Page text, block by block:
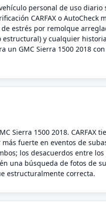
personal de uso diario
CARFAX o AutoCheck
estrés por remolque
estructural) y cualquier
un GMC Sierra 1500 2018
Sierra 1500 2018. CARFAX
fuerte en eventos de
los desacuerdos entre
una búsqueda de fotos de
estructuralmente correcta.